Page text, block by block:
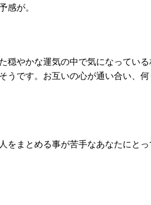
が。
穏やかな運気の中で気になってい
うです。お互いの心が通い合い、
をまとめる事が苦手なあなたにと